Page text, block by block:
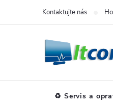
Kontaktujte nás
♻️ Servis a